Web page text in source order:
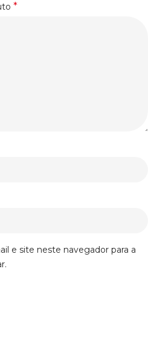
*
e site neste navegador para a